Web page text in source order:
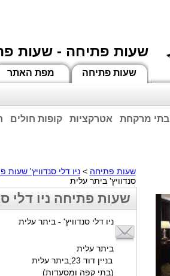
שעות פתיחה - שעות
מפת האתר שעות פתיחה
קופות חולים אטרקציות בתי מרקחת
שעות פתיחה >ניו דלי סנדוויץ' שעות
סנדוויץ' ביתר עלית
שעות פתיחה ניו דלי
ניו דלי סנדוויץ' - ביתר עלית
ביתר עלית
בניין דוד 23,ביתר עלית
(בתי קפה ומסעדות)